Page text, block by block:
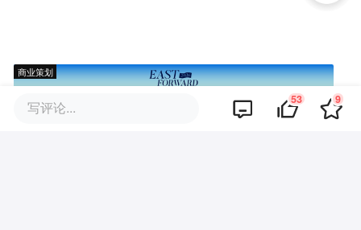
商业策划
写评论... 53 9